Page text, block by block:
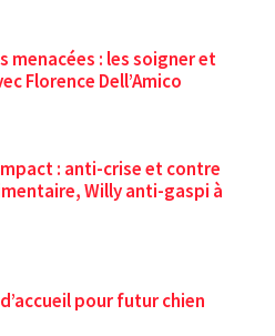
menacées : les soigner et
Florence Dell’Amico
: anti-crise et contre
Willy anti-gaspi à
pour futur chien